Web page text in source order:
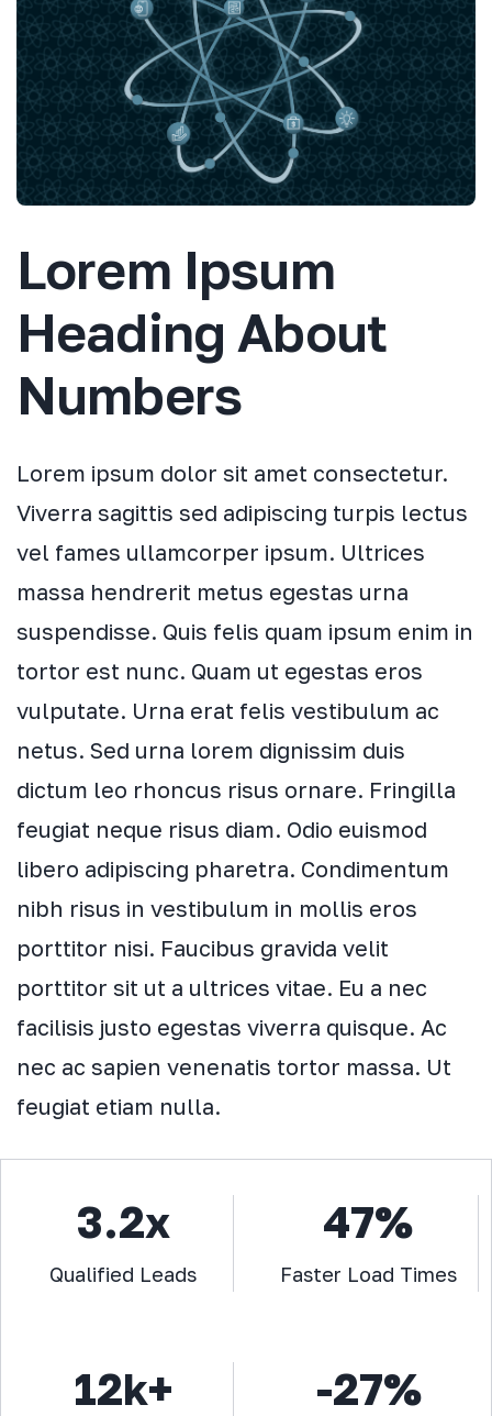
Lorem Ipsum
Heading About
Numbers
Lorem ipsum dolor sit amet consectetur.
Viverra sagittis sed adipiscing turpis lectus
vel fames ullamcorper ipsum. Ultrices
massa hendrerit metus egestas urna
suspendisse. Quis felis quam ipsum enim in
tortor est nunc. Quam ut egestas eros
vulputate. Urna erat felis vestibulum ac
netus. Sed urna lorem dignissim duis
dictum leo rhoncus risus ornare. Fringilla
feugiat neque risus diam. Odio euismod
libero adipiscing pharetra. Condimentum
nibh risus in vestibulum in mollis eros
porttitor nisi. Faucibus gravida velit
porttitor sit ut a ultrices vitae. Eu a nec
facilisis justo egestas viverra quisque. Ac
nec ac sapien venenatis tortor massa. Ut
feugiat etiam nulla.
3.2x
Qualified Leads
47%
Faster Load Times
12k+ -27%